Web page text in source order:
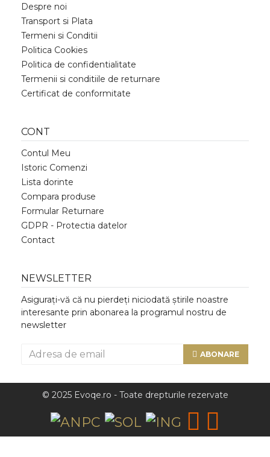
Despre noi
Transport si Plata
Termeni si Conditii
Politica Cookies
Politica de confidentialitate
Termenii si conditiile de returnare
Certificat de conformitate
CONT
Contul Meu
Istoric Comenzi
Lista dorinte
Compara produse
Formular Returnare
GDPR - Protectia datelor
Contact
NEWSLETTER
Asigurați-vă că nu pierdeți niciodată știrile noastre
interesante prin abonarea la programul nostru de
newsletter
ABONARE
© 2025 Evoqe.ro - Toate drepturile rezervate